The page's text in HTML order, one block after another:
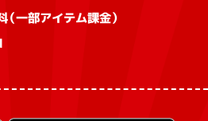
一部アイテム課金）